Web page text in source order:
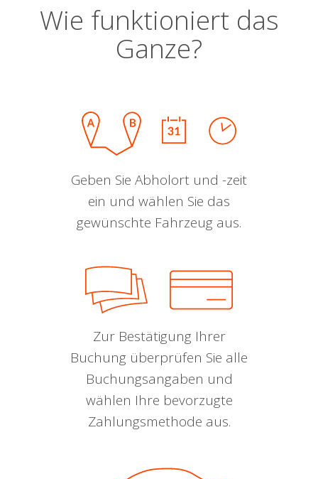
Wie funktioniert das
Ganze?
Geben Sie Abholort und -zeit
ein und wählen Sie das
gewünschte Fahrzeug aus.
Zur Bestätigung Ihrer
Buchung überprüfen Sie alle
Buchungsangaben und
wählen Ihre bevorzugte
Zahlungsmethode aus.